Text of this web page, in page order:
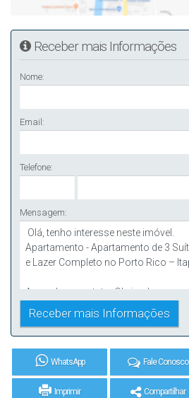
Receber mais Informações
Nome:
Email:
Telefone:
Mensagem:
WhatsApp Fale Conosco
Imprimir Compartilhar